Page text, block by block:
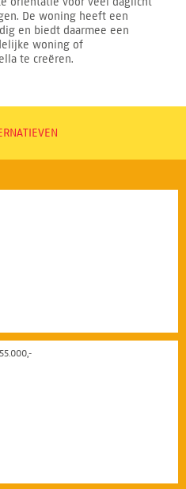
De woning heeft een
en biedt daarmee een
woning of
te creëren.